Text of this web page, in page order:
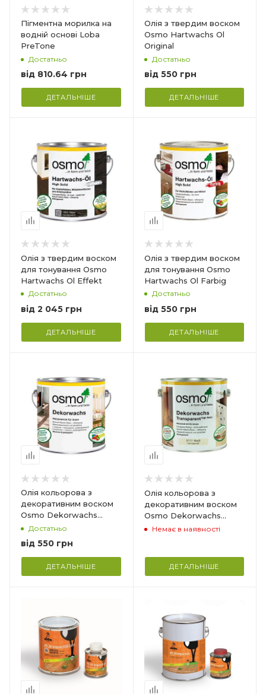
Пігментна морилка на
водній основі Loba
PreTone
Достатньо
від 810.64 грн
ДЕТАЛЬНІШЕ
Витрата_
24 м2/л
Олія з твердим воском
Osmo Hartwachs Ol
Original
Достатньо
від 550 грн
ДЕТАЛЬНІШЕ
Олія з твердим воском
для тонування Osmo
Hartwachs Ol Effekt
Достатньо
від 2 045 грн
ДЕТАЛЬНІШЕ
Німеччина
Призначення_
Для внутрішніх робіт.
Захист та декоративна
обробка будь-яких
типів дерев'яних
поверхонь
Витрата_
30 м2/л
Олія з твердим воском
для тонування Osmo
Hartwachs Ol Farbig
Достатньо
від 550 грн
ДЕТАЛЬНІШЕ
Олія кольорова з
декоративним воском
Osmo Dekorwachs
Intensive Tone
Достатньо
від 550 грн
ДЕТАЛЬНІШЕ
Німеччина
Призначення_
Для внутрішніх робіт.
Захист та декоративна
обробка будь-яких
типів дерев'яних
Витрата_
24 м2/л
Олія кольорова з
декоративним воском
Osmo Dekorwachs
Transparent Tone
Немає в наявності
ДЕТАЛЬНІШЕ
Німеччина
Призначення_
Для внутрішніх робіт.
Для паркету і підлог з
деревини